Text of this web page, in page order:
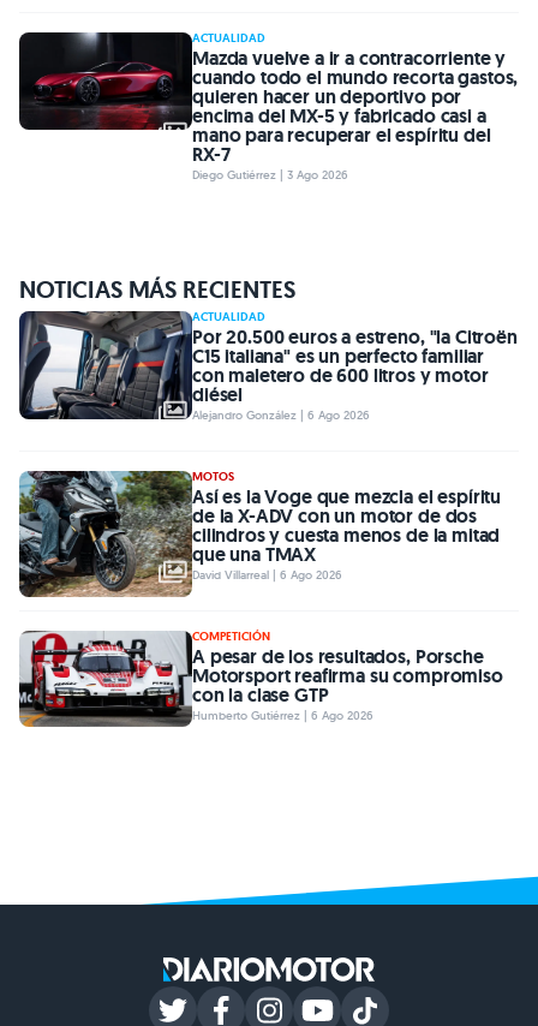
ACTUALIDAD
Mazda vuelve a ir a contracorriente y
cuando todo el mundo recorta gastos,
quieren hacer un deportivo por
encima del MX-5 y fabricado casi a
mano para recuperar el espíritu del
RX-7
Diego Gutiérrez | 3 Ago 2026
NOTICIAS MÁS RECIENTES
ACTUALIDAD
Por 20.500 euros a estreno, "la Citroën
C15 italiana" es un perfecto familiar
con maletero de 600 litros y motor
diésel
Alejandro González | 6 Ago 2026
MOTOS
Así es la Voge que mezcla el espíritu
de la X-ADV con un motor de dos
cilindros y cuesta menos de la mitad
que una TMAX
David Villarreal | 6 Ago 2026
COMPETICIÓN
A pesar de los resultados, Porsche
Motorsport reafirma su compromiso
con la clase GTP
Humberto Gutiérrez | 6 Ago 2026